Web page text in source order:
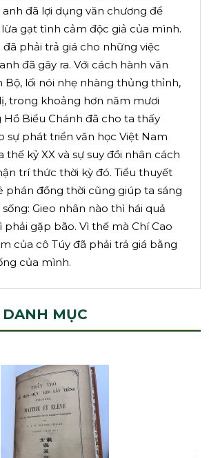
đã lợi dụng văn chương để
gạt tình cảm độc giả của mình.
phải trả giá cho những việc
đã gây ra. Với cách hành văn
Bộ, lối nói nhẹ nhàng thủng thỉnh,
trong khoảng hơn năm mươi
Biểu Chánh đã cho ta thấy
sự phát triển văn học Việt Nam
thế kỷ XX và sự suy đồi nhân cách
trí thức thời kỳ đó. Tiểu thuyết
phán đồng thời cũng giúp ta sáng
Gieo nhân nào thì hái quả
phải gặp bão. Vì thế mà Chí Cao
của cô Túy đã phải trả giá bằng
của mình.
MỤC